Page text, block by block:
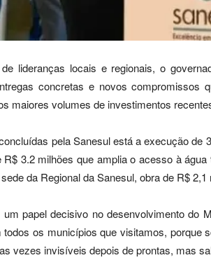
lideranças locais e regionais, o
concretas e novos
maiores volumes de investimentos
pela Sanesul está a execução de
3.2 milhões que amplia o acesso à
da Regional da Sanesul, obra de R$
um papel decisivo no desenvolvimento
todos os municípios que visitamos, porque
vezes invisíveis depois de prontas, mas